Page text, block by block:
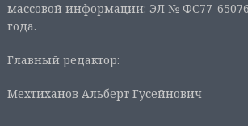
массовой информации: ЭЛ № ФС77-65076
года.
Главный редактор:
Мехтиханов Альберт Гусейнович